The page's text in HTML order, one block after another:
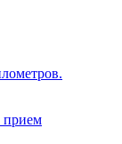
прием